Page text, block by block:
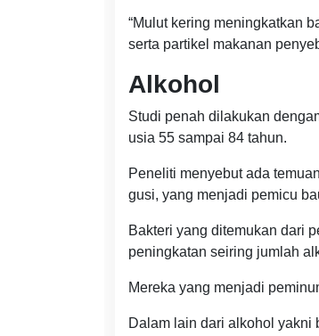
“Mulut kering meningkatkan
serta partikel makanan
Alkohol
Studi penah dilakukan
usia 55 sampai 84 tahun.
Peneliti menyebut ada
gusi, yang menjadi pemicu
Bakteri yang ditemukan dari
peningkatan seiring jumlah
Mereka yang menjadi
Dalam lain dari alkohol yakni